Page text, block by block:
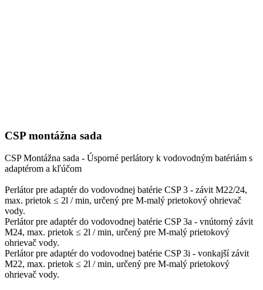
CSP montážna sada
CSP Montážna sada - Úsporné perlátory k vodovodným batériám s
adaptérom a kľúčom
Perlátor pre adaptér do vodovodnej batérie CSP 3 - závit M22/24,
max. prietok ≤ 2l / min, určený pre M-malý prietokový ohrievač
vody.
Perlátor pre adaptér do vodovodnej batérie CSP 3a - vnútorný závit
M24, max. prietok ≤ 2l / min, určený pre M-malý prietokový
ohrievač vody.
Perlátor pre adaptér do vodovodnej batérie CSP 3i - vonkajší závit
M22, max. prietok ≤ 2l / min, určený pre M-malý prietokový
ohrievač vody.